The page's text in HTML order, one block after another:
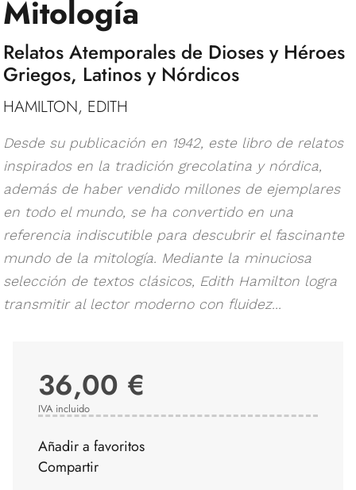
Mitología
Relatos Atemporales de Dioses y Héroes
Griegos, Latinos y Nórdicos
HAMILTON, EDITH
Desde su publicación en 1942, este libro de relatos
inspirados en la tradición grecolatina y nórdica,
además de haber vendido millones de ejemplares
en todo el mundo, se ha convertido en una
referencia indiscutible para descubrir el fascinante
mundo de la mitología. Mediante la minuciosa
selección de textos clásicos, Edith Hamilton logra
transmitir al lector moderno con fluidez...
36,00 €
IVA incluido
Añadir a favoritos
Compartir